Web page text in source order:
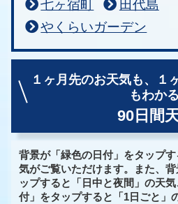
七ヶ宿町
田代島
やくらいガーデン
１ヶ月先のお天気も、
１
もわか
90日間
背景が「緑色の日付」をタップ
気がご覧いただけます。また、
ップすると「日中と夜間」の天
付」をタップすると「1日ごと」